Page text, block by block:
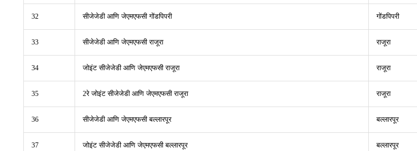
32 सीजेजेडी आणि जेएमएफसी गोंडपिपरी गोंडपिपरी
33 सीजेजेडी आणि जेएमएफसी राजूरा राजूरा
34 जोइंट सीजेजेडी आणि जेएमएफसी राजूरा राजूरा
35 2रे जोइंट सीजेजेडी आणि जेएमएफसी राजूरा राजूरा
36 सीजेजेडी आणि जेएमएफसी बल्लारपूर बल्लारपूर
37 जोइंट सीजेजेडी आणि जेएमएफसी बल्लारपूर बल्लारपूर